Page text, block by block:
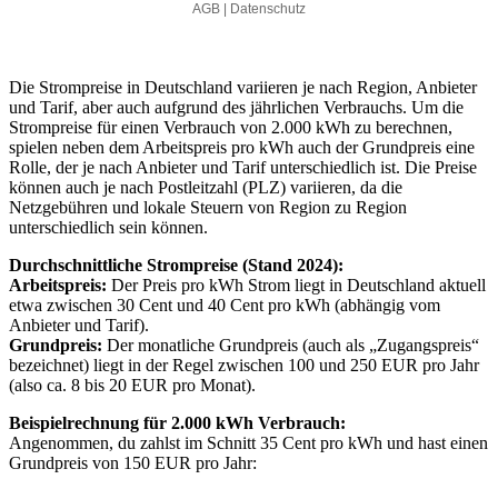
Die Strompreise in Deutschland variieren je nach Region, Anbieter
und Tarif, aber auch aufgrund des jährlichen Verbrauchs. Um die
Strompreise für einen Verbrauch von 2.000 kWh zu berechnen,
spielen neben dem Arbeitspreis pro kWh auch der Grundpreis eine
Rolle, der je nach Anbieter und Tarif unterschiedlich ist. Die Preise
können auch je nach Postleitzahl (PLZ) variieren, da die
Netzgebühren und lokale Steuern von Region zu Region
unterschiedlich sein können.
Durchschnittliche Strompreise (Stand 2024):
Arbeitspreis: Der Preis pro kWh Strom liegt in Deutschland aktuell
etwa zwischen 30 Cent und 40 Cent pro kWh (abhängig vom
Anbieter und Tarif).
Grundpreis: Der monatliche Grundpreis (auch als „Zugangspreis“
bezeichnet) liegt in der Regel zwischen 100 und 250 EUR pro Jahr
(also ca. 8 bis 20 EUR pro Monat).
Beispielrechnung für 2.000 kWh Verbrauch:
Angenommen, du zahlst im Schnitt 35 Cent pro kWh und hast einen
Grundpreis von 150 EUR pro Jahr: